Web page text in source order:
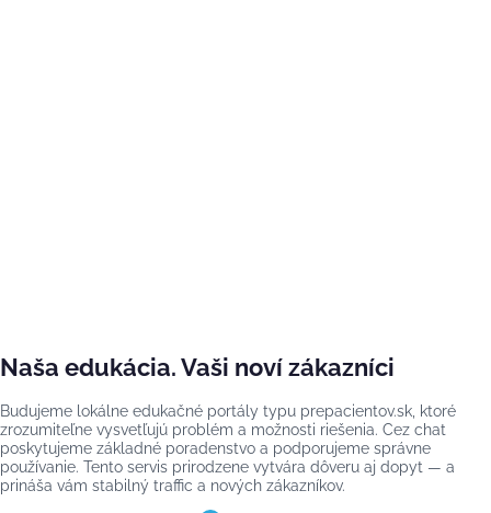
Naša edukácia. Vaši noví zákazníci
Budujeme lokálne edukačné portály typu prepacientov.sk, ktoré
zrozumiteľne vysvetľujú problém a možnosti riešenia. Cez chat
poskytujeme základné poradenstvo a podporujeme správne
používanie. Tento servis prirodzene vytvára dôveru aj dopyt — a
prináša vám stabilný traffic a nových zákazníkov.